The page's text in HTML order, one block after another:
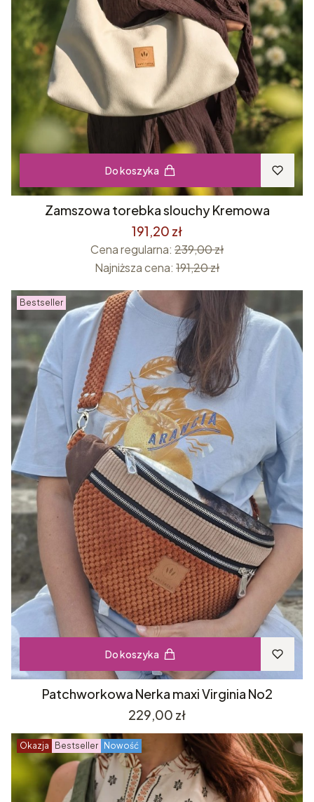
Do koszyka
Zamszowa torebka slouchy Kremowa
191,20 zł
Cena regularna: 239,00 zł
Najniższa cena: 191,20 zł
Bestseller
Do koszyka
Patchworkowa Nerka maxi Virginia No2
Cena
229,00 zł
Okazja Bestseller Nowość